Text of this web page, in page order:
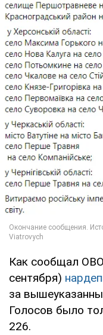
Как сообщал
сентября)
за
Голосов было
226.